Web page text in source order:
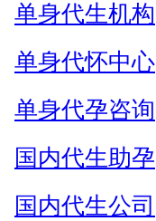
单身代生机构
单身代怀中心
单身代孕咨询
国内代生助孕
国内代生公司